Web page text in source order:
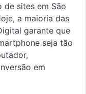
de sites em São
a maioria das
garante que
seja tão
em